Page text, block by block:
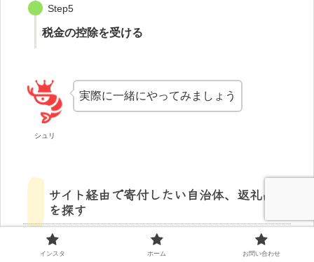
Step5
税金の控除を受ける
シュリ
実際に一緒にやってみましょう
サイト経由で寄付したい自治体、返礼品
を探す
今回は楽天が運営している「楽天ふるさと納税」で
インスタ ホーム お問い合わせ